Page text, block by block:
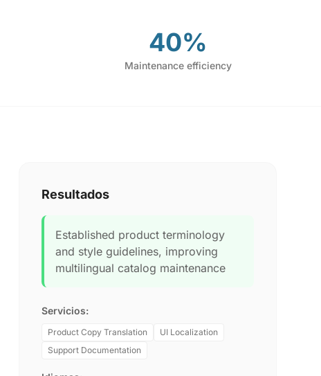
40%
Maintenance efficiency
Resultados
Established product terminology
and style guidelines, improving
multilingual catalog maintenance
Servicios:
Product Copy Translation
UI Localization
Support Documentation